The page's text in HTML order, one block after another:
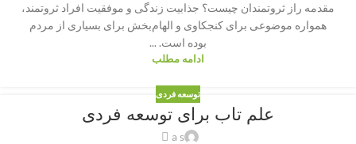
مقدمه راز ثروتمندان چیست؟ جذابیت زندگی و موفقیت افراد ثروتمند،
همواره موضوعی برای کنجکاوی و الهام‌بخش برای بسیاری از مردم
بوده است. ...
ادامه مطلب
توسعه فردی
علم تاب برای توسعه فردی
a s